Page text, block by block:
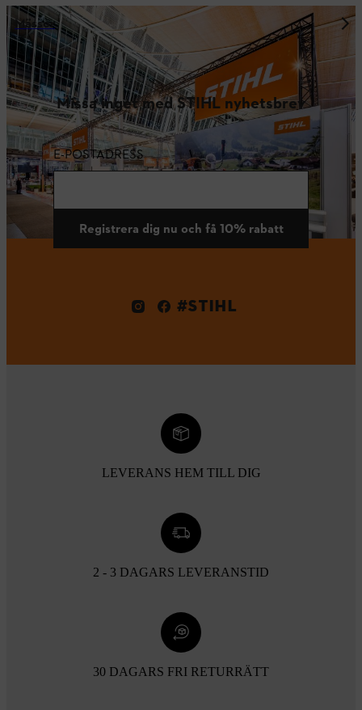
Mässor
Missa inget med STIHL nyhetsbrev
E-POSTADRESS
Registrera dig nu och få 10% rabatt
#STIHL
LEVERANS HEM TILL DIG
2 - 3 DAGARS LEVERANSTID
30 DAGARS FRI RETURRÄTT